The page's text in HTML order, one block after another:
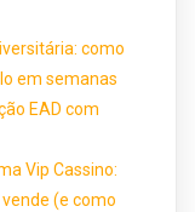
como
em semanas
EAD com
Vip Cassino:
(e como